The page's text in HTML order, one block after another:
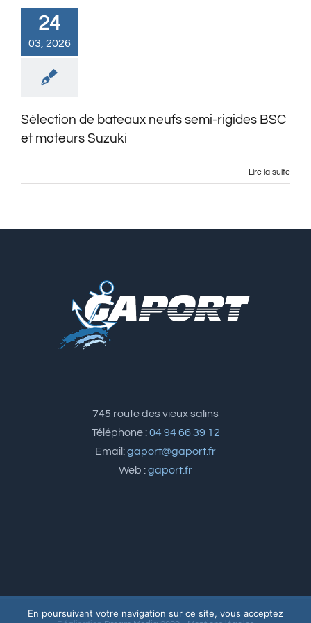
24
03, 2026
Sélection de bateaux neufs semi-rigides BSC
et moteurs Suzuki
Lire la suite
745 route des vieux salins
Téléphone :04 94 66 39 12
Email:gaport@gaport.fr
Web :gaport.fr
En poursuivant votre navigation sur ce site, vous acceptez